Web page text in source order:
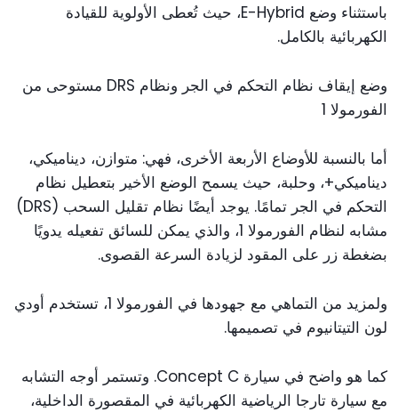
باستثناء وضع E-Hybrid، حيث تُعطى الأولوية للقيادة
الكهربائية بالكامل.
وضع إيقاف نظام التحكم في الجر ونظام DRS مستوحى من
الفورمولا 1
أما بالنسبة للأوضاع الأربعة الأخرى، فهي: متوازن، ديناميكي،
ديناميكي+، وحلبة، حيث يسمح الوضع الأخير بتعطيل نظام
التحكم في الجر تمامًا. يوجد أيضًا نظام تقليل السحب (DRS)
مشابه لنظام الفورمولا 1، والذي يمكن للسائق تفعيله يدويًا
بضغطة زر على المقود لزيادة السرعة القصوى.
ولمزيد من التماهي مع جهودها في الفورمولا 1، تستخدم أودي
لون التيتانيوم في تصميمها.
كما هو واضح في سيارة Concept C. وتستمر أوجه التشابه
مع سيارة تارجا الرياضية الكهربائية في المقصورة الداخلية،